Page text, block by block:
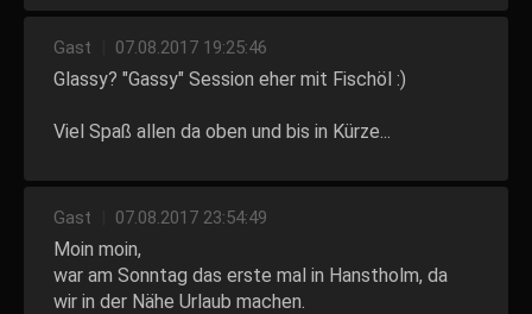
Gast 07.08.2017 19:25:46
Glassy? "Gassy" Session eher mit Fischöl :)
Viel Spaß allen da oben und bis in Kürze...
Gast 07.08.2017 23:54:49
Moin moin,
war am Sonntag das erste mal in Hanstholm, da
wir in der Nähe Urlaub machen.